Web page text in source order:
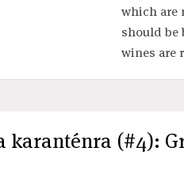
which are
should be
wines are
karanténra (#4):